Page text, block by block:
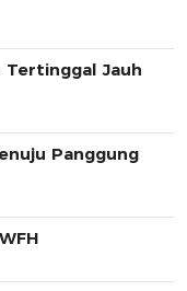
Tertinggal Jauh
Panggung